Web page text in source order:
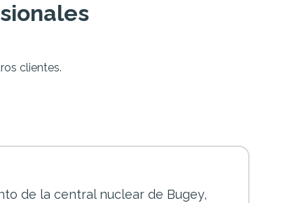
clientes.
de la central nuclear de Bugey,